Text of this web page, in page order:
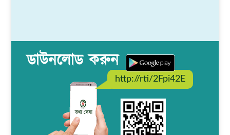
ডাউনলোড করুন
http://rti/2Fpi42E